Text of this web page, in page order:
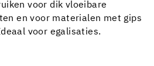
voor dik vloeibare
en voor materialen met gips
voor egalisaties.